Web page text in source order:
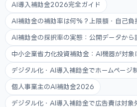
AI導入補助金2026完全ガイド
AI補助金の補助率は何%？上限額・自己負
AI補助金の採択率の実態：公開データから
中小企業省力化投資補助金：AI機器が対象
デジタル化・AI導入補助金でホームページ
個人事業主のAI補助金2026
デジタル化・AI導入補助金で広告費は対象